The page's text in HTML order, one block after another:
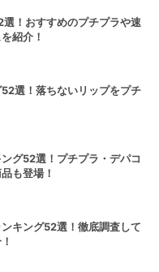
！おすすめのプチプラや速
紹介！
選！落ちないリップをプチ
グ52選！プチプラ・デパコ
も登場！
キング52選！徹底調査して